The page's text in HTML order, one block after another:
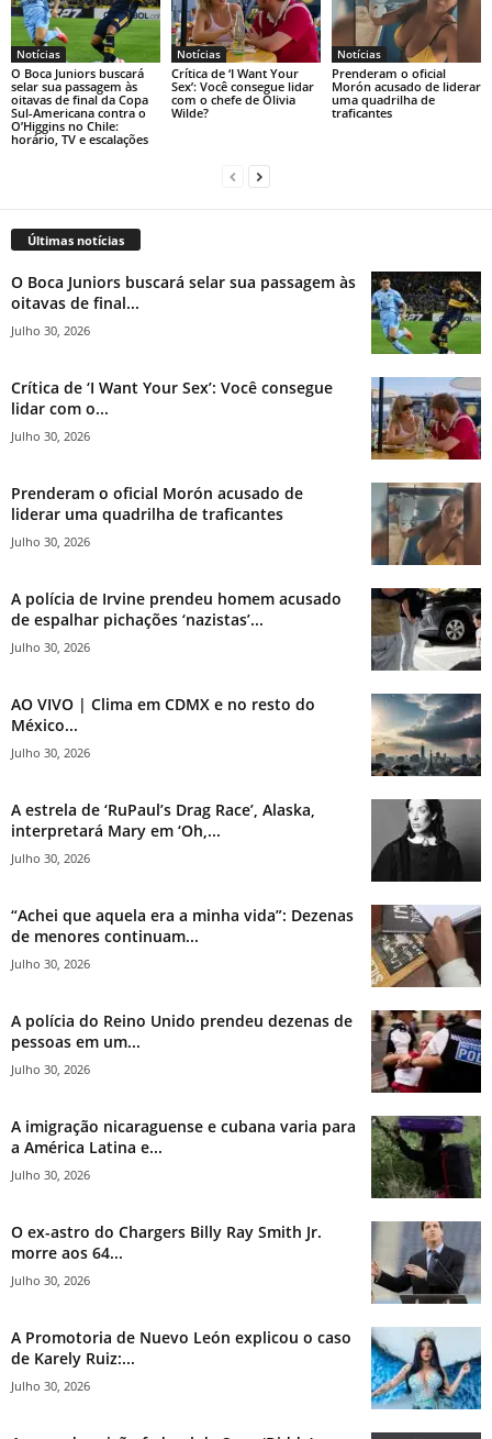
Notícias
O Boca Juniors buscará
selar sua passagem às
oitavas de final da Copa
Sul-Americana contra o
O’Higgins no Chile:
horário, TV e escalações
Notícias
Crítica de ‘I Want Your
Sex’: Você consegue lidar
com o chefe de Olivia
Wilde?
Notícias
Prenderam o oficial
Morón acusado de liderar
uma quadrilha de
traficantes
Últimas notícias
O Boca Juniors buscará selar sua passagem às
oitavas de final...
Julho 30, 2026
Crítica de ‘I Want Your Sex’: Você consegue
lidar com o...
Julho 30, 2026
Prenderam o oficial Morón acusado de
liderar uma quadrilha de traficantes
Julho 30, 2026
A polícia de Irvine prendeu homem acusado
de espalhar pichações ‘nazistas’...
Julho 30, 2026
AO VIVO | Clima em CDMX e no resto do
México...
Julho 30, 2026
A estrela de ‘RuPaul’s Drag Race’, Alaska,
interpretará Mary em ‘Oh,...
Julho 30, 2026
“Achei que aquela era a minha vida”: Dezenas
de menores continuam...
Julho 30, 2026
A polícia do Reino Unido prendeu dezenas de
pessoas em um...
Julho 30, 2026
A imigração nicaraguense e cubana varia para
a América Latina e...
Julho 30, 2026
O ex-astro do Chargers Billy Ray Smith Jr.
morre aos 64...
Julho 30, 2026
A Promotoria de Nuevo León explicou o caso
de Karely Ruiz:...
Julho 30, 2026